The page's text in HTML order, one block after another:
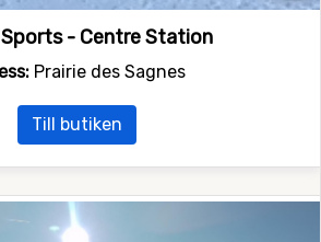
- Centre Station
Prairie des Sagnes
Till butiken